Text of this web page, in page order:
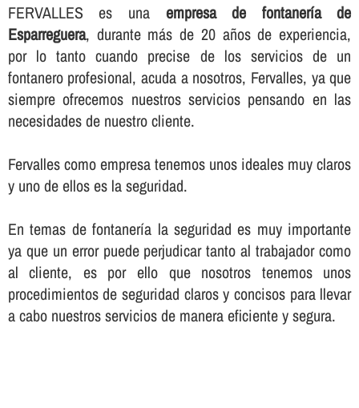
FERVALLES es una empresa de fontanerí­a de
Esparreguera, durante más de 20 años de experiencia,
por lo tanto cuando precise de los servicios de un
fontanero profesional, acuda a nosotros, Fervalles, ya que
siempre ofrecemos nuestros servicios pensando en las
necesidades de nuestro cliente.
Fervalles como empresa tenemos unos ideales muy claros
y uno de ellos es la seguridad.
En temas de fontanerí­a la seguridad es muy importante
ya que un error puede perjudicar tanto al trabajador como
al cliente, es por ello que nosotros tenemos unos
procedimientos de seguridad claros y concisos para llevar
a cabo nuestros servicios de manera eficiente y segura.